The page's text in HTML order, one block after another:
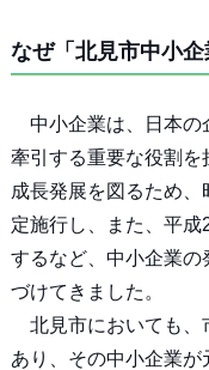
なぜ「北見市中小
中小企業は、日本の
牽引する重要な役割
成長発展を図るため
定施行し、また、平
するなど、中小企業
づけてきました。
北見市においても、
あり、その中小企業